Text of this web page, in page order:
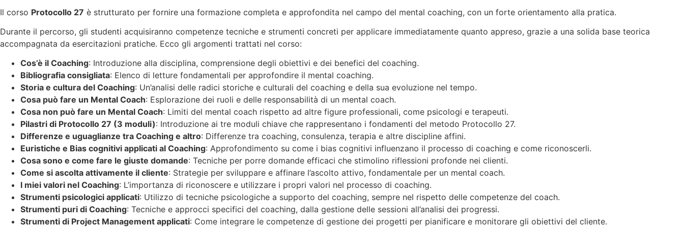
Il corso Protocollo 27 è strutturato per fornire una formazione completa e approfondita nel campo del mental coaching, con un forte orientamento alla pratica.
Durante il percorso, gli studenti acquisiranno competenze tecniche e strumenti concreti per applicare immediatamente quanto appreso, grazie a una solida base teorica
accompagnata da esercitazioni pratiche. Ecco gli argomenti trattati nel corso:
Cos’è il Coaching: Introduzione alla disciplina, comprensione degli obiettivi e dei benefici del coaching.
Bibliografia consigliata: Elenco di letture fondamentali per approfondire il mental coaching.
Storia e cultura del Coaching: Un’analisi delle radici storiche e culturali del coaching e della sua evoluzione nel tempo.
Cosa può fare un Mental Coach: Esplorazione dei ruoli e delle responsabilità di un mental coach.
Cosa non può fare un Mental Coach: Limiti del mental coach rispetto ad altre figure professionali, come psicologi e terapeuti.
Pilastri di Protocollo 27 (3 moduli): Introduzione ai tre moduli chiave che rappresentano i fondamenti del metodo Protocollo 27.
Differenze e uguaglianze tra Coaching e altro: Differenze tra coaching, consulenza, terapia e altre discipline affini.
Euristiche e Bias cognitivi applicati al Coaching: Approfondimento su come i bias cognitivi influenzano il processo di coaching e come riconoscerli.
Cosa sono e come fare le giuste domande: Tecniche per porre domande efficaci che stimolino riflessioni profonde nei clienti.
Come si ascolta attivamente il cliente: Strategie per sviluppare e affinare l’ascolto attivo, fondamentale per un mental coach.
I miei valori nel Coaching: L’importanza di riconoscere e utilizzare i propri valori nel processo di coaching.
Strumenti psicologici applicati: Utilizzo di tecniche psicologiche a supporto del coaching, sempre nel rispetto delle competenze del coach.
Strumenti puri di Coaching: Tecniche e approcci specifici del coaching, dalla gestione delle sessioni all’analisi dei progressi.
Strumenti di Project Management applicati: Come integrare le competenze di gestione dei progetti per pianificare e monitorare gli obiettivi del cliente.